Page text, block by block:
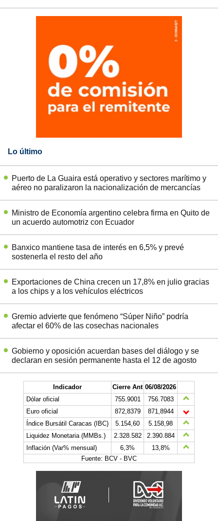
Lo último
Puerto de La Guaira está operativo y sectores marítimo y
aéreo no paralizaron la nacionalización de mercancías
Ministro de Economía argentino celebra firma en Quito de
un acuerdo automotriz con Ecuador
Banxico mantiene tasa de interés en 6,5% y prevé
sostenerla el resto del año
Exportaciones de China crecen un 17,8% en julio gracias
a los chips y a los vehículos eléctricos
Gremio advierte que fenómeno “Súper Niño” podría
afectar el 60% de las cosechas nacionales
Gobierno y oposición acuerdan bases del diálogo y se
declaran en sesión permanente hasta el 12 de agosto
Indicador Cierre Ant 06/08/2026
Dólar oficial
755.9001
756.7083
Euro oficial
872,8379
871,8944
Índice Bursátil Caracas (IBC)
5.154,60
5.158,98
Liquidez Monetaria (MMBs.)
2.328.582
2.390.884
Inflación (Var% mensual)
6,3%
13,8%
Fuente: BCV - BVC